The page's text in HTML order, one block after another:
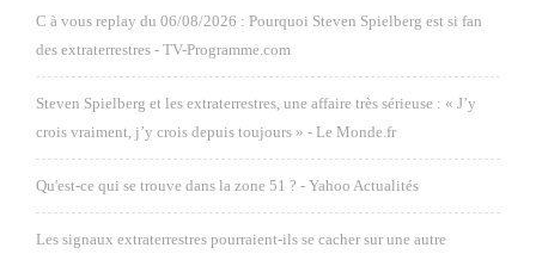
C à vous replay du 06/08/2026 : Pourquoi Steven Spielberg est si fan
des extraterrestres - TV-Programme.com
Steven Spielberg et les extraterrestres, une affaire très sérieuse : « J’y
crois vraiment, j’y crois depuis toujours » - Le Monde.fr
Qu'est-ce qui se trouve dans la zone 51 ? - Yahoo Actualités
Les signaux extraterrestres pourraient-ils se cacher sur une autre